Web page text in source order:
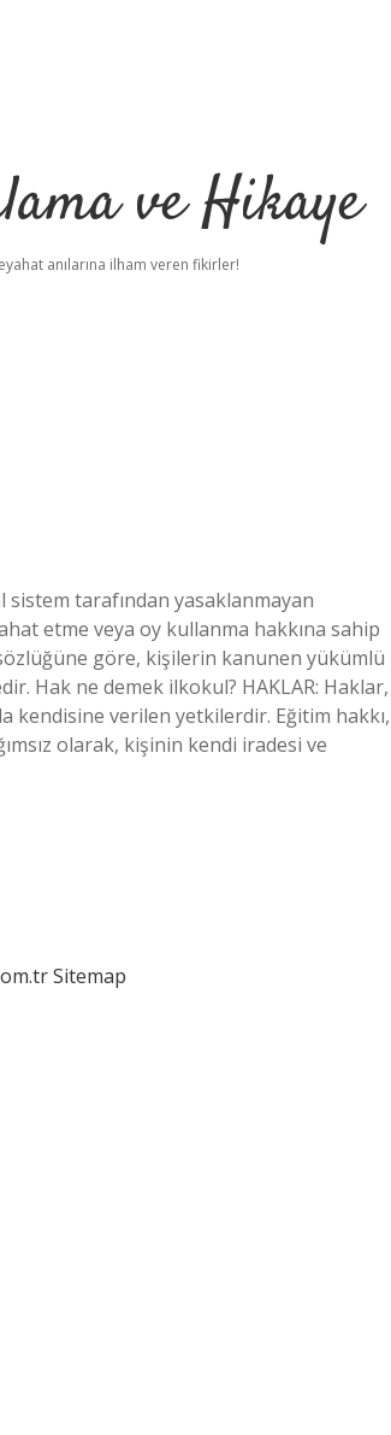
ve Hikaye
anılarına ilham veren fikirler!
sistem tarafından yasaklanmayan
etme veya oy kullanma hakkına sahip
göre, kişilerin kanunen yükümlü
Hak ne demek ilkokul? HAKLAR: Haklar,
kendisine verilen yetkilerdir. Eğitim hakkı,
olarak, kişinin kendi iradesi ve
Sitemap